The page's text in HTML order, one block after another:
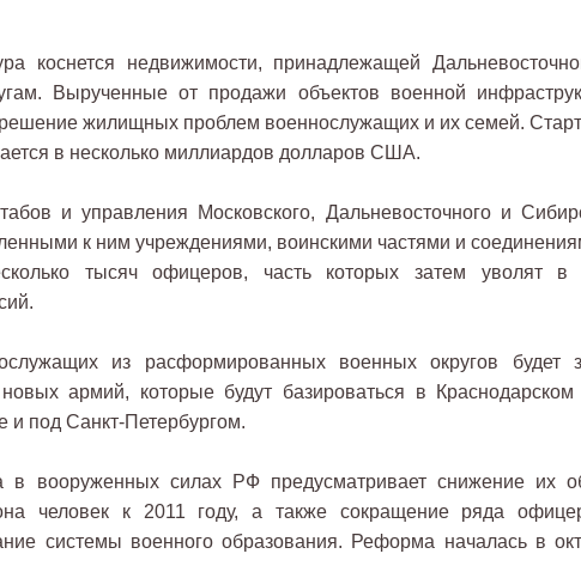
коснется недвижимости, принадлежащей
Вырученные от продажи объектов военной
жилищных проблем военнослужащих и их семей.
в несколько миллиардов долларов США.
и управления Московского, Дальневосточного и
к ним учреждениями, воинскими частями и
тысяч офицеров, часть которых затем уволят в
из расформированных военных округов будет
армий, которые будут базироваться в Краснодарском
и под Санкт-Петербургом.
в вооруженных силах РФ предусматривает снижение их
человек к 2011 году, а также сокращение ряда
системы военного образования. Реформа началась в